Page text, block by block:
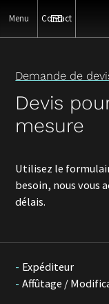
Menu Contact
Demande de
Devis
mesure
Utilisez le
besoin, nous vous
délais.
Expéditeur
Affûtage /